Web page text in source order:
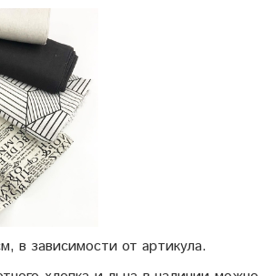
в зависимости от артикула.